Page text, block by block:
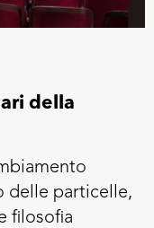
della
delle particelle,
filosofia